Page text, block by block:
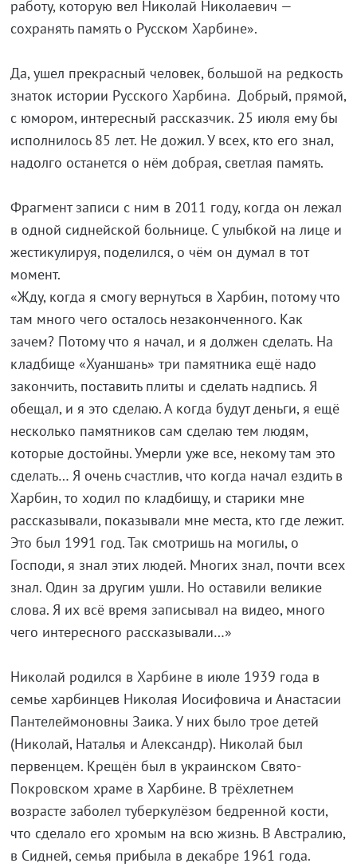
работу, которую вел Николай Николаевич —
сохранять память о Русском Харбине».
Да, ушел прекрасный человек, большой на редкость
знаток истории Русского Харбина. Добрый, прямой,
с юмором, интересный рассказчик. 25 июля ему бы
исполнилось 85 лет. Не дожил. У всех, кто его знал,
надолго останется о нём добрая, светлая память.
Фрагмент записи с ним в 2011 году, когда он лежал
в одной сиднейской больнице. С улыбкой на лице и
жестикулируя, поделился, о чём он думал в тот
момент.
«Жду, когда я смогу вернуться в Харбин, потому что
там много чего осталось незаконченного. Как
зачем? Потому что я начал, и я должен сделать. На
кладбище «Хуаншань» три памятника ещё надо
закончить, поставить плиты и сделать надпись. Я
обещал, и я это сделаю. А когда будут деньги, я ещё
несколько памятников сам сделаю тем людям,
которые достойны. Умерли уже все, некому там это
сделать… Я очень счастлив, что когда начал ездить в
Харбин, то ходил по кладбищу, и старики мне
рассказывали, показывали мне места, кто где лежит.
Это был 1991 год. Так смотришь на могилы, о
Господи, я знал этих людей. Многих знал, почти всех
знал. Один за другим ушли. Но оставили великие
слова. Я их всё время записывал на видео, много
чего интересного рассказывали…»
Николай родился в Харбине в июле 1939 года в
семье харбинцев Николая Иосифовича и Анастасии
Пантелеймоновны Заика. У них было трое детей
(Николай, Наталья и Александр). Николай был
первенцем. Крещён был в украинском Свято-
Покровском храме в Харбине. В трёхлетнем
возрасте заболел туберкулёзом бедренной кости,
что сделало его хромым на всю жизнь. В Австралию,
в Сидней, семья прибыла в декабре 1961 года.